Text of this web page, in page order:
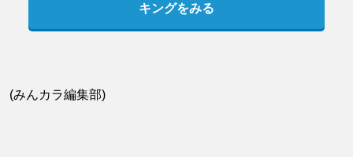
キングをみる
(みんカラ編集部)